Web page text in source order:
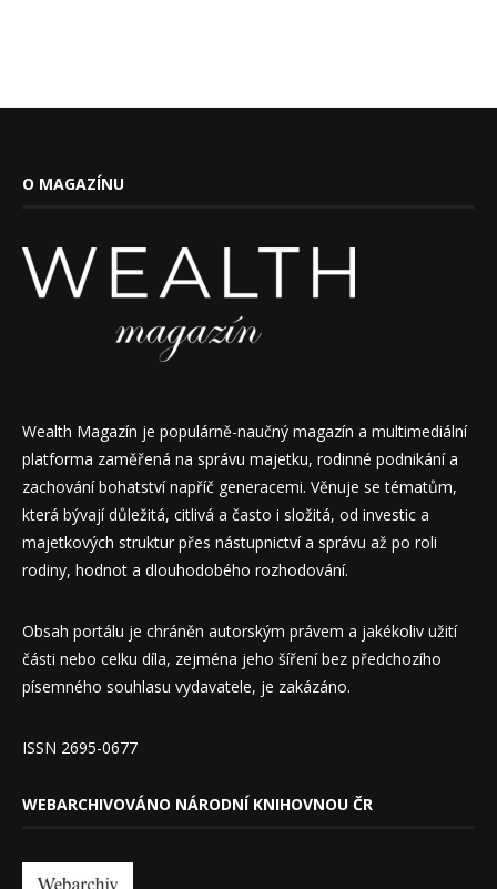
O MAGAZÍNU
Wealth Magazín je populárně-naučný magazín a multimediální
platforma zaměřená na správu majetku, rodinné podnikání a
zachování bohatství napříč generacemi. Věnuje se tématům,
která bývají důležitá, citlivá a často i složitá, od investic a
majetkových struktur přes nástupnictví a správu až po roli
rodiny, hodnot a dlouhodobého rozhodování.
Obsah portálu je chráněn autorským právem a jakékoliv užití
části nebo celku díla, zejména jeho šíření bez předchozího
písemného souhlasu vydavatele, je zakázáno.
ISSN 2695-0677
WEBARCHIVOVÁNO NÁRODNÍ KNIHOVNOU ČR